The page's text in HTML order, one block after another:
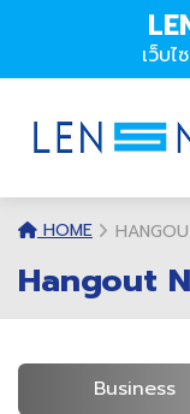
เว็บ
HOME
Hangout
Business